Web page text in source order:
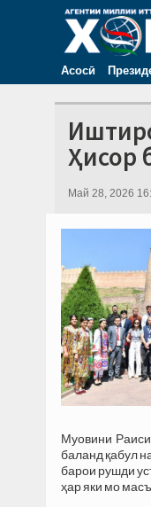
Асосӣ
Ҳисор
Май 28, 2026
Муовини
баланд қабул
барои рушди
ҳар яки мо